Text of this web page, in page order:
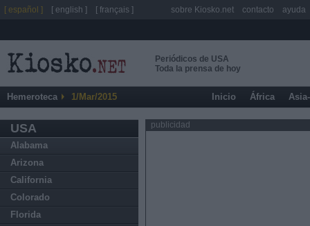
Periódicos de USA
Toda la prensa de hoy
Hemeroteca 1/Mar/2015 Inicio África
USA
Alabama
Arizona
California
Colorado
Florida
publicidad
[ español ] [ english ] [ français ] sobre Kiosko.net contacto ayuda